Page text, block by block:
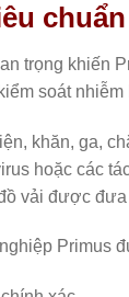
trọng khiến
soát nhiễm
khăn, ga,
hoặc các
vải được
Primus